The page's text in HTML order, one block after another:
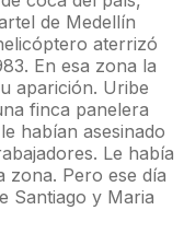
de Medellín
aterrizó
En esa zona la
aparición. Uribe
finca panelera
habían asesinado
Le había
zona. Pero ese día
Santiago y Maria